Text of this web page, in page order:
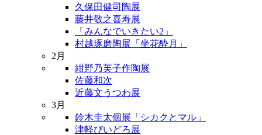
久保田健司陶展
藤井敬之喜寿展
「みんなでいきたい2」
村越琢磨陶展「坐花酔月」
2月
紺野乃芙子作陶展
佐藤和次
近藤文うつわ展
3月
鈴木圭太個展「シカクとマル」
津軽びいどろ展